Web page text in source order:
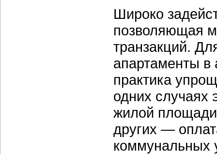
Широко
позволяющая
транзакций.
апартаменты в
практика
одних случаях
жилой
других —
коммунальных